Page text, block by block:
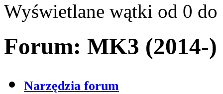
Wyświetlane wątki od 0 do
Forum: MK3 (2014-)
Narzędzia forum